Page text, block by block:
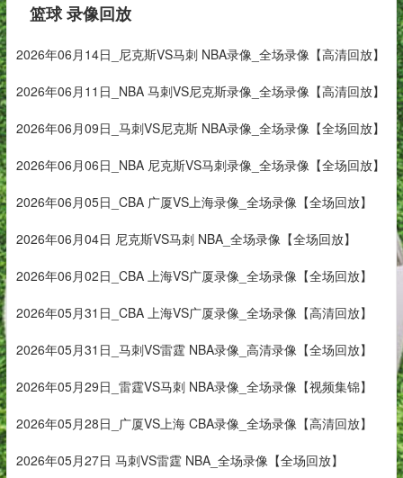
篮球 录像回放
2026年06月14日_尼克斯VS马刺 NBA录像_全场录像【高清回放】
2026年06月11日_NBA 马刺VS尼克斯录像_全场录像【高清回放】
2026年06月09日_马刺VS尼克斯 NBA录像_全场录像【全场回放】
2026年06月06日_NBA 尼克斯VS马刺录像_全场录像【全场回放】
2026年06月05日_CBA 广厦VS上海录像_全场录像【全场回放】
2026年06月04日 尼克斯VS马刺 NBA_全场录像【全场回放】
2026年06月02日_CBA 上海VS广厦录像_全场录像【全场回放】
2026年05月31日_CBA 上海VS广厦录像_全场录像【高清回放】
2026年05月31日_马刺VS雷霆 NBA录像_高清录像【全场回放】
2026年05月29日_雷霆VS马刺 NBA录像_全场录像【视频集锦】
2026年05月28日_广厦VS上海 CBA录像_全场录像【高清回放】
2026年05月27日 马刺VS雷霆 NBA_全场录像【全场回放】